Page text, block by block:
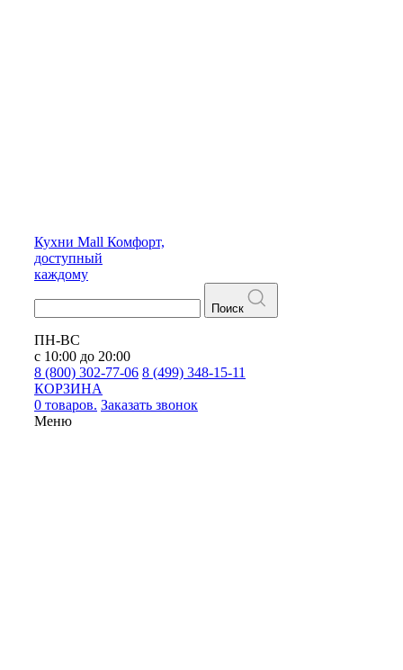
Кухни Mall Комфорт,
доступный
каждому
Поиск
ПН-ВС
с 10:00 до 20:00
8 (800) 302-77-06 8 (499) 348-15-11
КОРЗИНА
0 товаров. Заказать звонок
Меню